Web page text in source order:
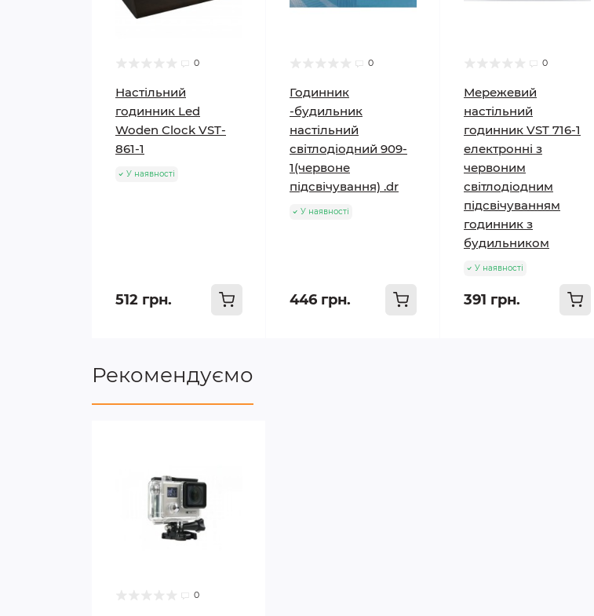
0
Настільний
годинник Led
Woden Clock VST-
861-1
У наявності
512 грн.
0
Годинник
-будильник
настільний
світлодіодний 909-
1(червоне
підсвічування) .dr
У наявності
446 грн.
0
Мережевий
настільний
годинник VST 716-1
електронні з
червоним
світлодіодним
підсвічуванням
годинник з
будильником
У наявності
391 грн.
Рекомендуємо
0